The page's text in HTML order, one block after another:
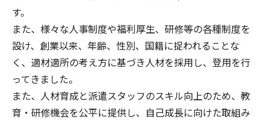
す。
また、様々な人事制度や福利厚生、研修等の各種制度を
設け、創業以来、年齢、性別、国籍に捉われることな
く、適材適所の考え方に基づき人材を採用し、登用を行
ってきました。
また、人材育成と派遣スタッフのスキル向上のため、教
育・研修機会を公平に提供し、自己成長に向けた取組み